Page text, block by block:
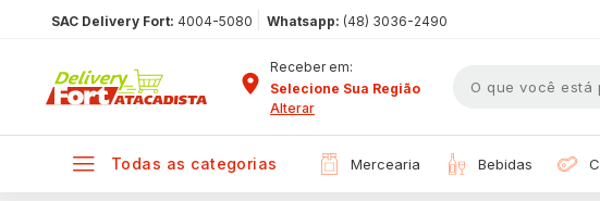
SAC Delivery Fort: 4004-5080 Whatsapp: (48) 3036-2490
Receber em:
Selecione Sua Região
Alterar
todas as categorias mercearia bebidas